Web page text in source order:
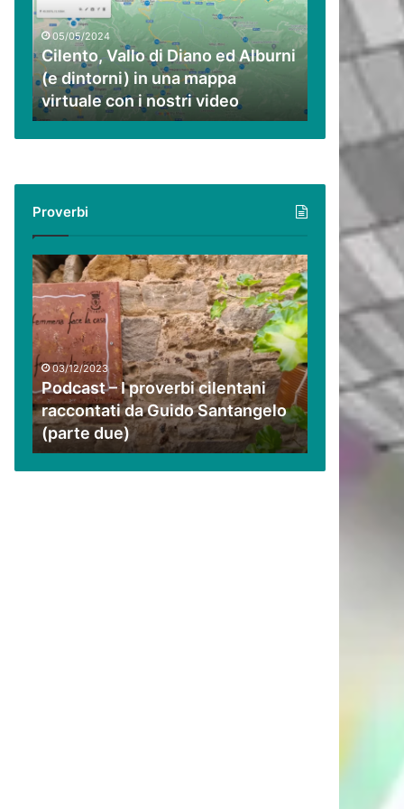
Alburni
(e
dintorni)
in
una
mappa
virtuale
video
05/05/2024
Cilento, Vallo di Diano ed Alburni
(e dintorni) in una mappa
virtuale con i nostri video
Proverbi
Podcast
–
I
proverbi
cilentani
raccontati
da
Guido
Santangelo
(parte
due)
03/12/2023
Podcast – I proverbi cilentani
raccontati da Guido Santangelo
(parte due)